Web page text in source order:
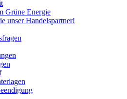
Grüne Energie
unser Handelspartner!